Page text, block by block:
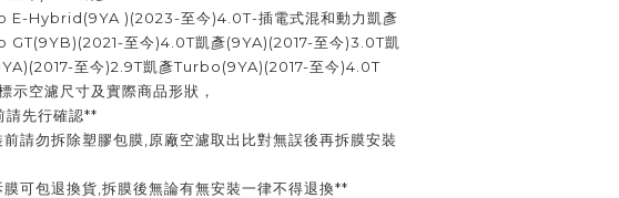
E-Hybrid(9YA )(2023-至今)4.0T-插電式混和動力凱彥
GT(9YB)(2021-至今)4.0T凱彥(9YA)(2017-至今)3.0T凱
至今)2.9T凱彥Turbo(9YA)(2017-至今)4.0T
示空濾尺寸及實際商品形狀，
請先行確認**
請勿拆除塑膠包膜,原廠空濾取出比對無誤後再拆膜安裝
可包退換貨,拆膜後無論有無安裝一律不得退換**